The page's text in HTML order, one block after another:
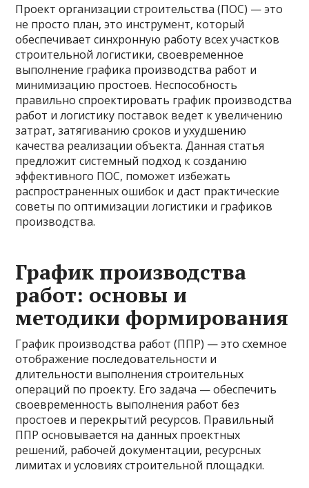
Проект организации строительства (ПОС) — это
не просто план, это инструмент, который
обеспечивает синхронную работу всех участков
строительной логистики, своевременное
выполнение графика производства работ и
минимизацию простоев. Неспособность
правильно спроектировать график производства
работ и логистику поставок ведет к увеличению
затрат, затягиванию сроков и ухудшению
качества реализации объекта. Данная статья
предложит системный подход к созданию
эффективного ПОС, поможет избежать
распространенных ошибок и даст практические
советы по оптимизации логистики и графиков
производства.
График производства
работ: основы и
методики формирования
График производства работ (ППР) — это схемное
отображение последовательности и
длительности выполнения строительных
операций по проекту. Его задача — обеспечить
своевременность выполнения работ без
простоев и перекрытий ресурсов. Правильный
ППР основывается на данных проектных
решений, рабочей документации, ресурсных
лимитах и условиях строительной площадки.